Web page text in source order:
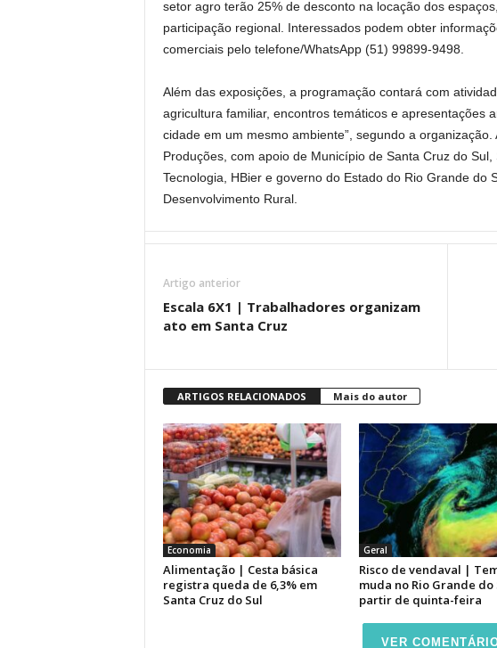
setor agro terão 25% de desconto na locação dos
participação regional. Interessados podem obter
comerciais pelo telefone/WhatsApp (51) 99899-9498.
Além das exposições, a programação contará com
agricultura familiar, encontros temáticos e apresentações
cidade em um mesmo ambiente”, segundo a organização.
Produções, com apoio de Município de Santa Cruz do
Tecnologia, HBier e governo do Estado do Rio Grande do
Desenvolvimento Rural.
Artigo anterior
Escala 6X1 | Trabalhadores organizam
ato em Santa Cruz
ARTIGOS RELACIONADOS Mais do autor
Economia
Alimentação | Cesta básica
registra queda de 6,3% em
Santa Cruz do Sul
Geral
Risco de vendaval |
muda no Rio Grande do
partir de quinta-feira
VER